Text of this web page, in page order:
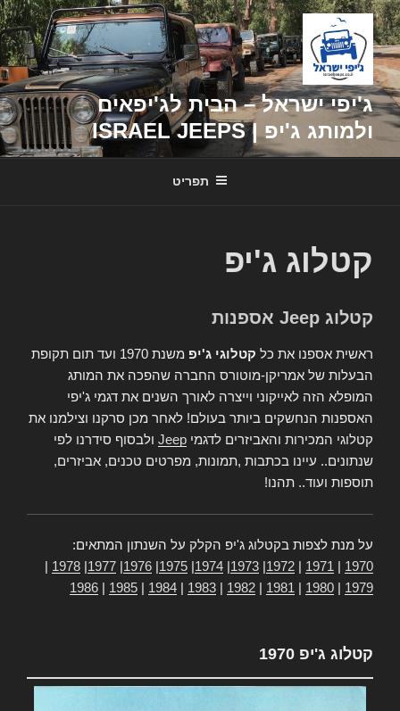
דילוג
לתוכן
ג'יפי ישראל – הבית לג'יפאים
ולמותג ג'יפ | ISRAEL JEEPS
תפריט
קטלוג ג'יפ
קטלוג Jeep אספנות
ראשית אספנו את כל קטלוגי ג'יפ
משנת 1970 ועד תום תקופת
הבעלות של אמריקן-מוטורס החברה שהפכה את המותג
המופלא הזה לאייקוני וייצרה לאורך השנים את דגמי ג'יפי
האספנות הנחשקים ביותר בעולם! לאחר מכן סרקנו וצילמנו את
קטלוגי המכירות והאביזרים לדגמי Jeep ולבסוף סידרנו לפי
שנתונים.. עיינו בכתבות ,תמונות, מפרטים טכנים, אביזרים,
תוספות ועוד.. תהנו!
על מנת לצפות בקטלוג ג'יפ הקלק על השנתון המתאים:
1970
1971
1972
1973
1974
1975
1976
1977
1978
1979
1980
1981
1982
1983
1984
1985
1986
קטלוג ג'יפ 1970